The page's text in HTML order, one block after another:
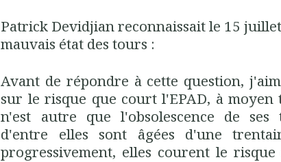
Patrick Devidjian reconnaissait le 15
mauvais état des tours :
Avant de répondre à cette question,
sur le risque que court l'EPAD, à moyen
n'est autre que l'obsolescence de ses
d'entre elles sont âgées d'une
progressivement, elles courent le